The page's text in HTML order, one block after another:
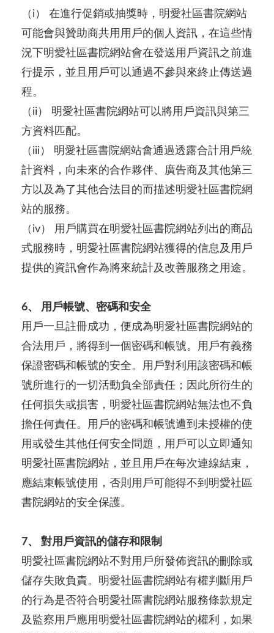
（i） 在進行促銷或抽獎時，明愛社區書院網站
可能會與贊助商共用用戶的個人資訊，在這些情
況下明愛社區書院網站會在發送用戶資訊之前進
行提示，並且用戶可以通過不參與來終止傳送過
程。
（ii） 明愛社區書院網站可以將用戶資訊與第三
方資料匹配。
（iii） 明愛社區書院網站會通過透露合計用戶統
計資料，向未來的合作夥伴、廣告商及其他第三
方以及為了其他合法目的而描述明愛社區書院網
站的服務。
（iv） 用戶購買在明愛社區書院網站列出的商品
式服務時，明愛社區書院網站獲得的信息及用戶
提供的資訊會作為將來統計及改善服務之用途。
6、 用戶帳號、密碼和安全
用戶一旦註冊成功，便成為明愛社區書院網站的
合法用戶，將得到一個密碼和帳號。用戶有義務
保證密碼和帳號的安全。用戶對利用該密碼和帳
號所進行的一切活動負全部責任；因此所衍生的
任何損失或損害，明愛社區書院網站無法也不負
擔任何責任。用戶的密碼和帳號遭到未授權的使
用或發生其他任何安全問題，用戶可以立即通知
明愛社區書院網站，並且用戶在每次連線結束，
應結束帳號使用，否則用戶可能得不到明愛社區
書院網站的安全保護。
7、 對用戶資訊的儲存和限制
明愛社區書院網站不對用戶所發佈資訊的刪除或
儲存失敗負責。明愛社區書院網站有權判斷用戶
的行為是否符合明愛社區書院網站服務條款規定
及監察用戶應用明愛社區書院網站的權利，如果